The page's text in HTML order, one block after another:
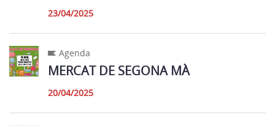
23/04/2025
Agenda
MERCAT DE SEGONA MÀ
20/04/2025